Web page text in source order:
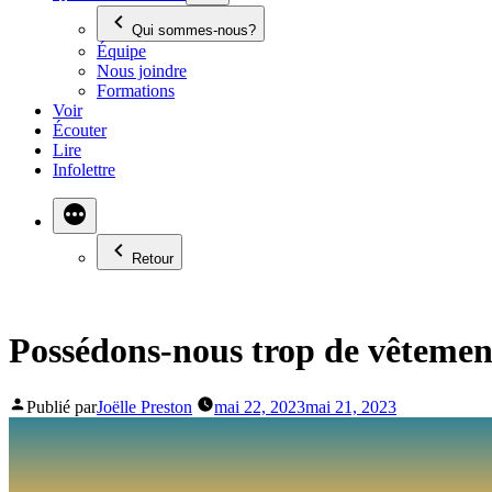
Qui sommes-nous?
Équipe
Nous joindre
Formations
Voir
Écouter
Lire
Infolettre
Retour
Possédons-nous trop de
Publié parJoëlle Preston mai 22, 2023mai 21, 2023